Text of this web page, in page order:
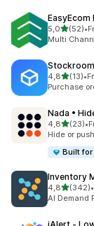
5,0z 5 hvězd
(52)
Celkový •
Multi
4,8z 5(13)
Celkový •
Purchase
Nada •
4,8z 5(23)
Celkový •
Hide or
Built
Inventory
4,8z 5(342)
Celkový •
AI Demand